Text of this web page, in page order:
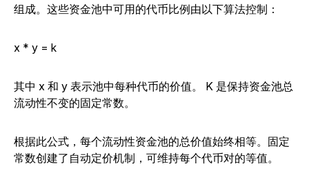
组成。这些资金池中可用的代币比例由以下算法控制：
x * y = k
其中 x 和 y 表示池中每种代币的价值。 K 是保持资金池总
流动性不变的固定常数。
根据此公式，每个流动性资金池的总价值始终相等。固定
常数创建了自动定价机制，可维持每个代币对的等值。